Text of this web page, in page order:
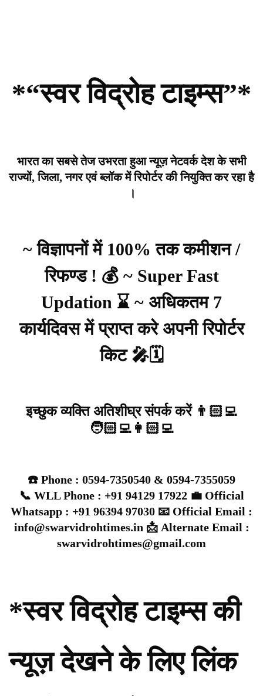
*“स्वर विद्रोह टाइम्स”*
भारत का सबसे तेज उभरता हुआ न्यूज़ नेटवर्क देश के सभी
राज्यों, जिला, नगर एवं ब्लॉक में रिपोर्टर की नियुक्ति कर रहा है
।
~ विज्ञापनों में 100% तक कमीशन /
रिफण्ड ! 💰 ~ Super Fast
Updation ⌛ ~ अधिकतम 7
कार्यदिवस में प्राप्त करे अपनी रिपोर्टर
किट 🎤🗓️
इच्छुक व्यक्ति अतिशीघ्र संपर्क करें 👨🏻‍💻
🧑🏻‍💻👩🏻‍💻
☎️ Phone : 0594-7350540 & 0594-7355059
📞 WLL Phone : +91 94129 17922 💼 Official
Whatsapp : +91 96394 97030 📧 Official Email :
info@swarvidrohtimes.in 📩 Alternate Email :
swarvidrohtimes@gmail.com
*स्वर विद्रोह टाइम्स की
न्यूज़ देखने के लिए लिंक